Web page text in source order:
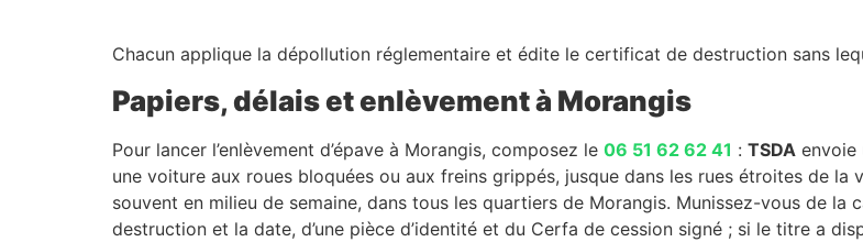
Chacun applique la dépollution réglementaire et édite le certificat de destruction sans
Papiers, délais et enlèvement à Morangis
Pour lancer l’enlèvement d’épave à Morangis, composez le 06 51 62 62 41 : TSDA envoie
une voiture aux roues bloquées ou aux freins grippés, jusque dans les rues étroites de la
souvent en milieu de semaine, dans tous les quartiers de Morangis. Munissez-vous de
destruction et la date, d’une pièce d’identité et du Cerfa de cession signé ; si le titre a